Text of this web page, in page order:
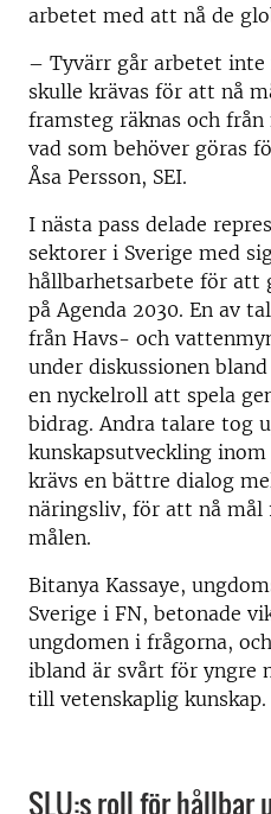
arbetet med att nå de
– Tyvärr går arbetet
skulle krävas för att nå
framsteg räknas och
vad som behöver göras
Åsa Persson, SEI.
I nästa pass delade
sektorer i Sverige med
hållbarhetsarbete för att
på Agenda 2030. En av
från Havs- och
under diskussionen
en nyckelroll att spela
bidrag. Andra talare tog
kunskapsutveckling
krävs en bättre dialog
näringsliv, för att nå mål
målen.
Bitanya Kassaye,
Sverige i FN, betonade
ungdomen i frågorna,
ibland är svårt för yngre
till vetenskaplig kunskap.
SLU:s roll för hållbar